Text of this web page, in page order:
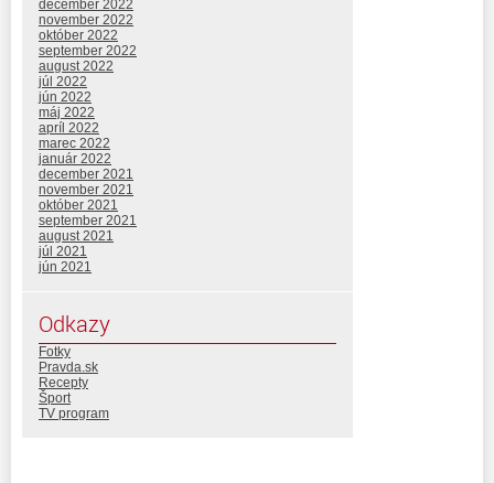
december 2022
november 2022
október 2022
september 2022
august 2022
júl 2022
jún 2022
máj 2022
apríl 2022
marec 2022
január 2022
december 2021
november 2021
október 2021
september 2021
august 2021
júl 2021
jún 2021
Odkazy
Fotky
Pravda.sk
Recepty
Šport
TV program